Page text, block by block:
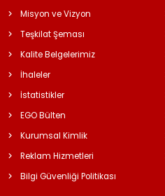
Misyon ve Vizyon
Teşkilat Şeması
Kalite Belgelerimiz
İhaleler
İstatistikler
EGO Bülten
Kurumsal Kimlik
Reklam Hizmetleri
Bilgi Güvenliği Politikası